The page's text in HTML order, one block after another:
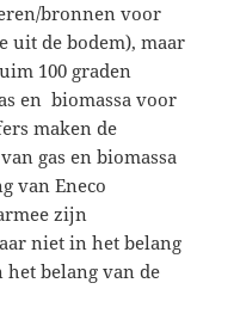
bronnen voor
de bodem), maar
100 graden
en biomassa voor
maken de
gas en biomassa
van Eneco
zijn
niet in het belang
belang van de